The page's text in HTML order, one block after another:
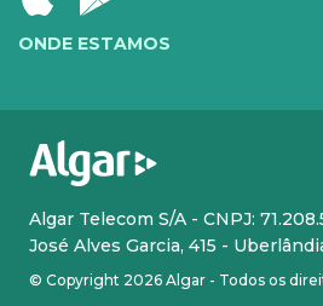
Todos os serviços
Cloud Plus
Cloud Phone Pro
ONDE ESTAMOS
Algar Telecom S/A - CNPJ:
José Alves Garcia, 415 -
© Copyright 2026 Algar - Todos os